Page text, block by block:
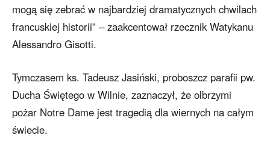
mogą się zebrać w najbardziej dramatycznych chwilach
francuskiej historii” – zaakcentował rzecznik Watykanu
Alessandro Gisotti.
Tymczasem ks. Tadeusz Jasiński, proboszcz parafii pw.
Ducha Świętego w Wilnie, zaznaczył, że olbrzymi
pożar Notre Dame jest tragedią dla wiernych na całym
świecie.